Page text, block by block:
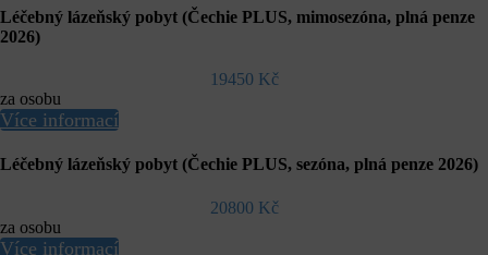
Léčebný lázeňský pobyt (Čechie PLUS, mimosezóna, plná penze
2026)
19450 Kč
za osobu
Více informací
Léčebný lázeňský pobyt (Čechie PLUS, sezóna, plná penze 2026)
20800 Kč
za osobu
Více informací